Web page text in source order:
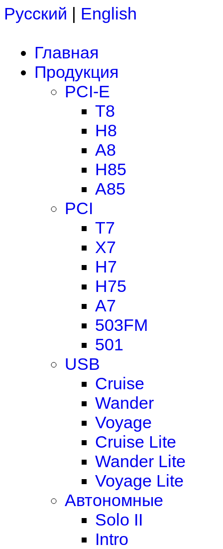
Русский | English
Главная
Продукция
PCI-E
T8
H8
A8
H85
A85
PCI
T7
X7
H7
H75
A7
503FM
501
USB
Cruise
Wander
Voyage
Cruise Lite
Wander Lite
Voyage Lite
Автономные
Solo II
Intro